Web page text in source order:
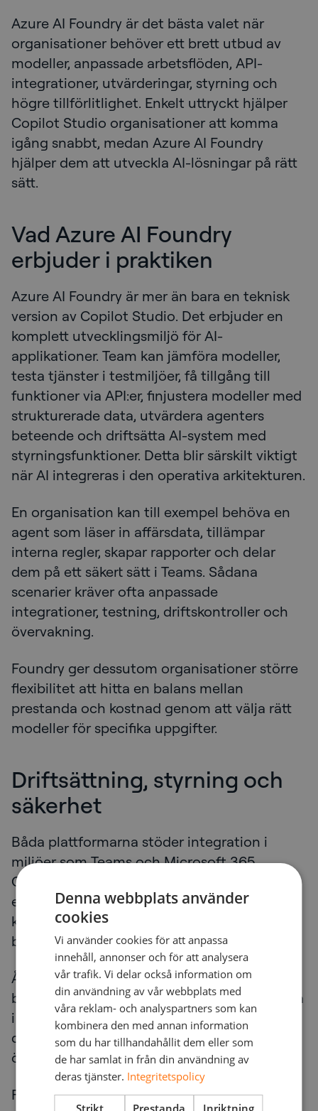
Azure AI Foundry är det bästa valet när
organisationer behöver ett brett utbud av
modeller, anpassade arbetsflöden, API-
integrationer, utvärderingar, styrning och
högre tillförlitlighet. Enkelt uttryckt hjälper
Copilot Studio organisationer att komma
igång snabbt, medan Azure AI Foundry
hjälper dem att utveckla AI-lösningar på rätt
sätt.
Vad Azure AI Foundry
erbjuder i praktiken
Azure AI Foundry är mer än bara en teknisk
version av Copilot Studio. Det erbjuder en
komplett utvecklingsmiljö för AI-
applikationer. Team kan jämföra modeller,
testa tjänster i testmiljöer, få tillgång till
funktioner via API:er, finjustera modeller med
strukturerade data, utvärdera agenters
beteende och driftsätta AI-system med
styrningsfunktioner. Detta blir särskilt viktigt
när AI integreras i den operativa arkitekturen.
En organisation kan till exempel behöva en
agent som läser in affärsdata, tillämpar
interna regler, skapar rapporter och delar
dem på ett säkert sätt i Teams. Sådana
scenarier kräver ofta anpassade
integrationer, testning, driftskontroller och
övervakning.
Foundry ger dessutom organisationer större
flexibilitet att hitta en balans mellan
prestanda och kostnad genom att välja rätt
modeller för specifika uppgifter.
Driftsättning, styrning och
säkerhet
Båda plattformarna stöder integration i
miljöer som Teams och Microsoft 365
Copilot, vilket är viktigt eftersom AI-agenter
endast skapar mervärde när medarbetarna
kan använda dem på ett naturligt sätt inom
befintliga arbetsflöden.
Åtkomstkontroll är också en viktig faktor att
beakta. Alla agenter bör inte vara tillgängliga
i hela organisationen, och planeringen av
driftsättningen blir ofta en del av den
övergripande styrningsstrategin.
För många europeiska organisationer är
Denna webbplats använder
cookies
Vi använder cookies för att anpassa
innehåll, annonser och för att analysera
vår trafik. Vi delar också information om
din användning av vår webbplats med
våra reklam- och analyspartners som kan
kombinera den med annan information
som du har tillhandahållit dem eller som
de har samlat in från din användning av
deras tjänster. Integritetspolicy
Strikt Prestanda Inriktning